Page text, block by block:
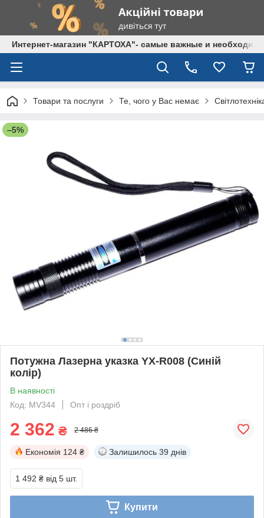
Интернет-магазин "КАРТОХА"- самые важные и
Товари та послуги Те, чого у Вас немає
–5%
Потужна Лазерна указка YX-R008 (Синій
колір)
В наявності
Код: MV344
Опт і роздріб
2 362 ₴ 2 486 ₴
Економія 124 ₴ Залишилось 39 днів
1 492 ₴ від 5 шт.
Купити